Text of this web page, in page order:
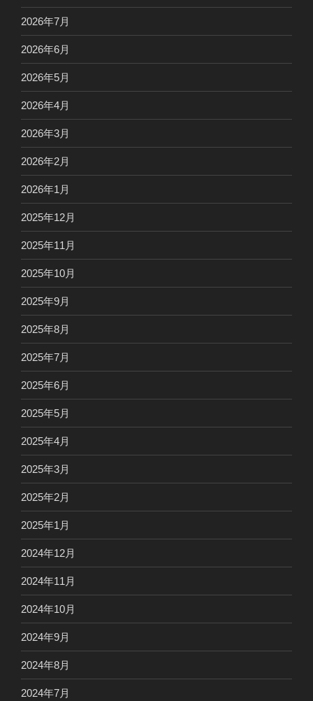
2026年7月
2026年6月
2026年5月
2026年4月
2026年3月
2026年2月
2026年1月
2025年12月
2025年11月
2025年10月
2025年9月
2025年8月
2025年7月
2025年6月
2025年5月
2025年4月
2025年3月
2025年2月
2025年1月
2024年12月
2024年11月
2024年10月
2024年9月
2024年8月
2024年7月